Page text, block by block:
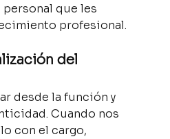
que les
profesional.
del
desde la función y
Cuando nos
con el cargo,